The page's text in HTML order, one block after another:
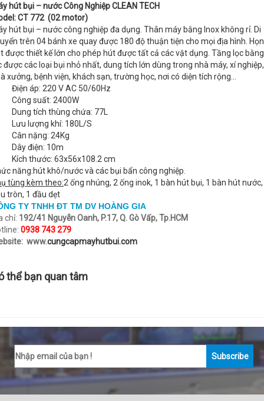
hút bụi – nước Công Nghiệp CLEAN TECH
CT 772 (02 motor)
hút bụi – nước công nghiệp đa dụng. Thân máy bằng Inox không rỉ. Di
trên 04 bánh xe quay được 180 độ thuận tiện cho mọi địa hình.
được thiết kế lớn cho phép hút được tất cả các vật dụng. Tầng lọc
được các loại bụi nhỏ nhất, dung tích lớn dùng trong nhà máy, xí nghiệp,
xưởng, bệnh viện, khách sạn, trường học, nơi có diện tích rộng...
áp: 220 V AC 50/60Hz
suất: 2400W
tích thùng chứa: 77L
lượng khí: 180L/S
nặng: 24Kg
điện: 10m
thước: 63x56x108.2 cm
năng:hút khô/nước và các bụi bẩn công nghiệp.
tùng kèm theo:2 ống nhúng, 2 ống inok, 1 bàn hút bụi, 1 bàn hút
tròn, 1 đầu dẹt
TY TNHH ĐT TM DV HOÀNG GIA
chỉ: 192/41 Nguyễn Oanh, P.17, Q. Gò Vấp, Tp.HCM
0938 743 279
www.cungcapmayhutbui.com
thể bạn quan tâm
Subscribe